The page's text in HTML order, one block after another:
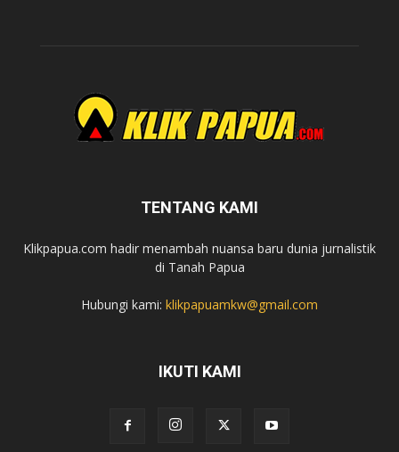
TENTANG KAMI
Klikpapua.com hadir menambah nuansa baru dunia jurnalistik
di Tanah Papua
Hubungi kami: klikpapuamkw@gmail.com
IKUTI KAMI